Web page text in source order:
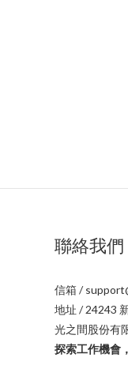
聯絡我們
信箱 /
地址 / 24243
光之間股份有
探索工作機會